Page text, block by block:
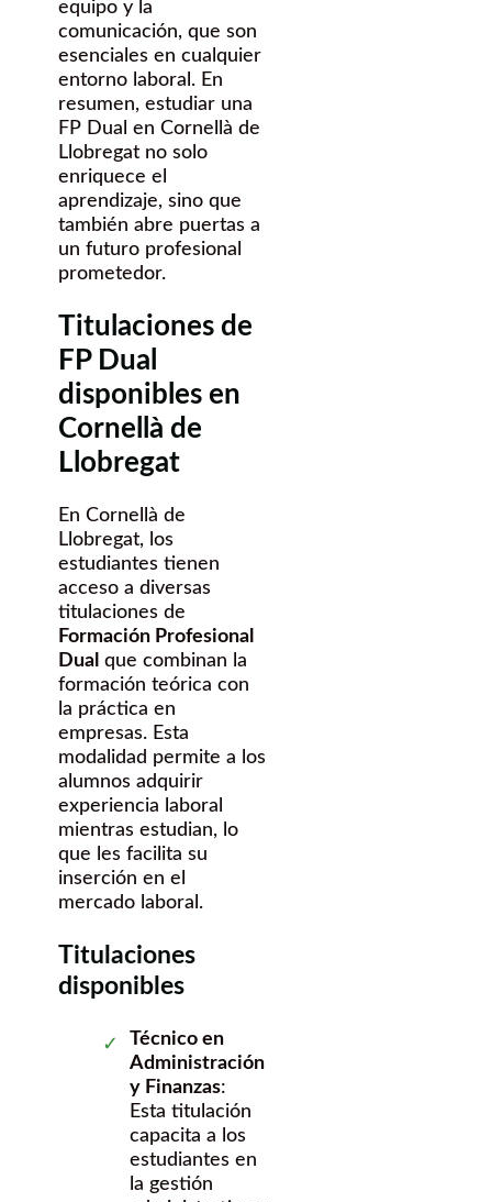
equipo y la
comunicación, que son
esenciales en cualquier
entorno laboral. En
resumen, estudiar una
FP Dual en Cornellà de
Llobregat no solo
enriquece el
aprendizaje, sino que
también abre puertas a
un futuro profesional
prometedor.
Titulaciones de
FP Dual
disponibles en
Cornellà de
Llobregat
En Cornellà de
Llobregat, los
estudiantes tienen
acceso a diversas
titulaciones de
Formación Profesional
Dual que combinan la
formación teórica con
la práctica en
empresas. Esta
modalidad permite a los
alumnos adquirir
experiencia laboral
mientras estudian, lo
que les facilita su
inserción en el
mercado laboral.
Titulaciones
disponibles
Técnico en
Administración
y Finanzas:
Esta titulación
capacita a los
estudiantes en
la gestión